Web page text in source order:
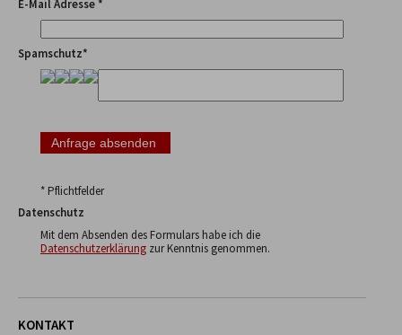
E-Mail Adresse *
Spamschutz*
* Pflichtfelder
Datenschutz
Mit dem Absenden des Formulars habe ich die
Datenschutzerklärung zur Kenntnis genommen.
KONTAKT